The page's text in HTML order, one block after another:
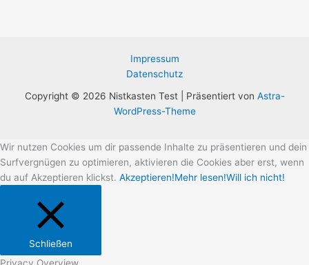
Impressum
Datenschutz
Copyright © 2026 Nistkasten Test | Präsentiert von Astra-
WordPress-Theme
Wir nutzen Cookies um dir passende Inhalte zu präsentieren und dein
Surfvergnügen zu optimieren, aktivieren die Cookies aber erst, wenn
du auf Akzeptieren klickst. Akzeptieren!Mehr lesen!Will ich nicht!
Schließen